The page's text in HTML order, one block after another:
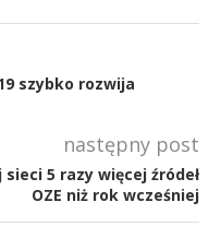
szybko rozwija
następny post
sieci 5 razy więcej źródeł
OZE niż rok wcześniej